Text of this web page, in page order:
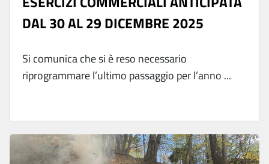
DAL 30 AL 29 DICEMBRE 2025
Si comunica che si è reso necessario
riprogrammare l’ultimo passaggio per l’anno ...